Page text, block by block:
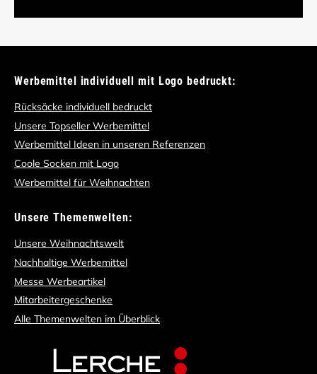
Werbemittel individuell mit Logo bedruckt:
Rücksäcke individuell bedruckt
Unsere Topseller Werbemittel
Werbemittel Ideen in unseren Referenzen
Coole Socken mit Logo
Werbemittel für Weihnachten
Unsere Themenwelten:
Unsere Weihnachtswelt
Nachhaltige Werbemittel
Messe Werbeartikel
Mitarbeitergeschenke
Alle Themenwelten im Überblick